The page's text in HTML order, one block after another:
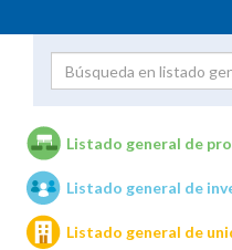
Unidades de
Listado general de
Listado general de
Listado general de